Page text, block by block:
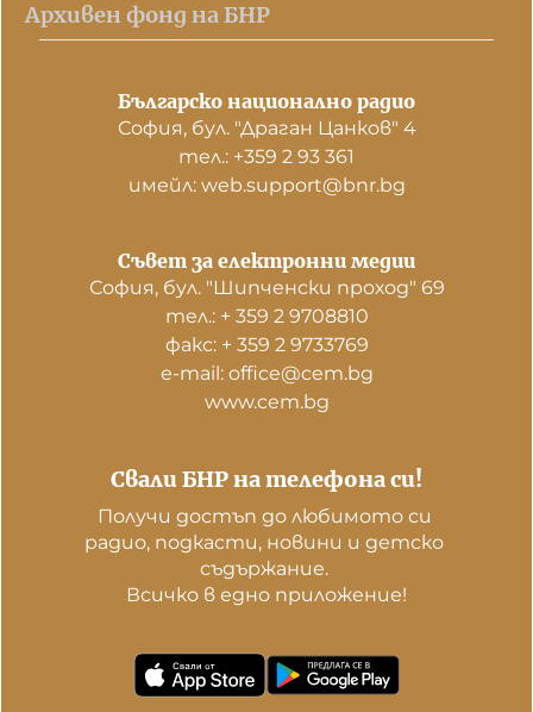
Архивен фонд на БНР
Българско национално радио
София, бул. "Драган Цанков" 4
тел.: +359 2 93 361
имейл: web.support@bnr.bg
Свали БНР на телефона си!
Получи достъп до любимото си
радио, подкасти, новини и детско
съдържание.
Всичко в едно приложение!
Съвет за електронни медии
София, бул. "Шипченски проход" 69
тел.: + 359 2 9708810
факс: + 359 2 9733769
е-mail: office@cem.bg
www.cem.bg